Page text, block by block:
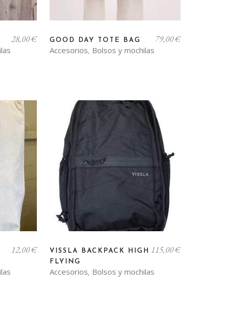
28,00€
Accesorios, Bolsos y mochilas
GOOD DAY TOTE BAG 79,00€
12,00€
Accesorios, Bolsos y mochilas
VISSLA BACKPACK HIGH
FLYING
115,00€